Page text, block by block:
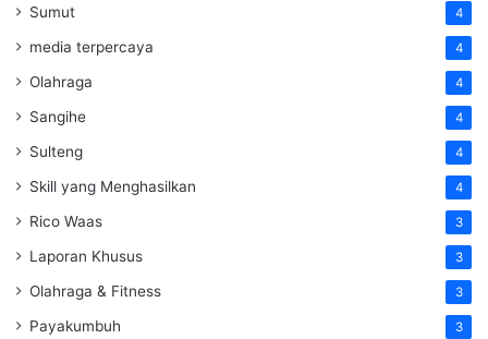
Sumut 4
media terpercaya 4
Olahraga 4
Sangihe 4
Sulteng 4
Skill yang Menghasilkan 4
Rico Waas 3
Laporan Khusus 3
Olahraga & Fitness 3
Payakumbuh 3